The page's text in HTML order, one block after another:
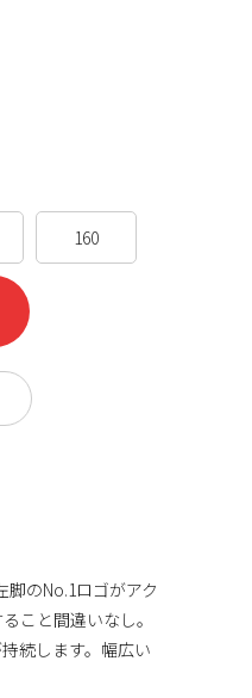
160
脚のNo.1ロゴがアク
こと間違いなし。
続します。幅広い